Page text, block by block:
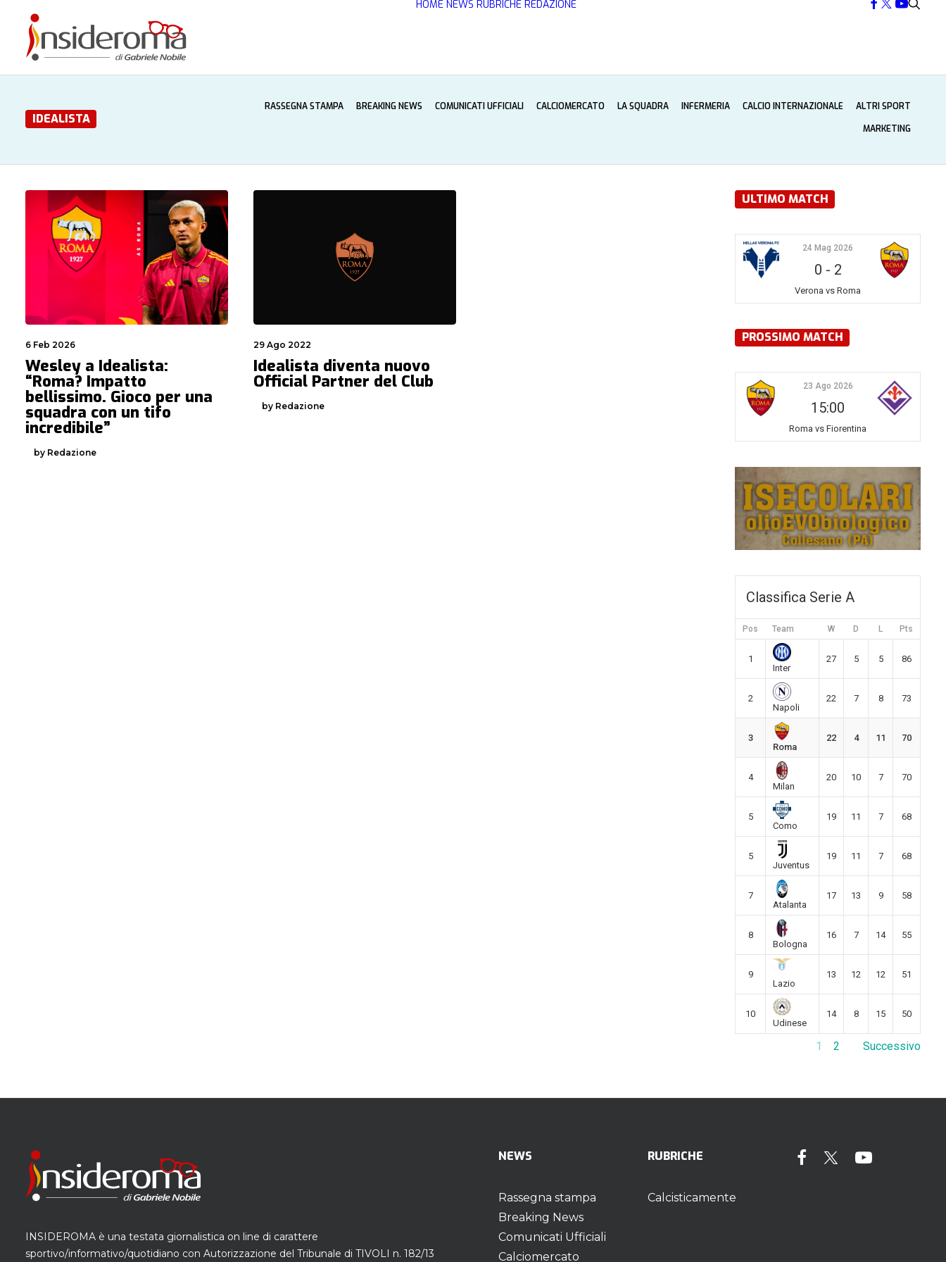
HOME NEWS RUBRICHE REDAZIONE
IDEALISTA
RASSEGNA STAMPA BREAKING NEWS COMUNICATI UFFICIALI CALCIOMERCATO LA SQUADRA INFERMERIA CALCIO INTERNAZIONALE
ALTRI SPORT
MARKETING
6 Feb 2026
Wesley a Idealista:
“Roma? Impatto
bellissimo. Gioco per una
squadra con un tifo
incredibile”
by Redazione
29 Ago 2022
Idealista diventa nuovo
Official Partner del Club
by Redazione
ULTIMO MATCH
24 Mag 2026
0 - 2
Verona vs Roma
PROSSIMO MATCH
23 Ago 2026
15:00
Roma vs Fiorentina
Classifica Serie A
Pos Team W D L Pts
1
Inter
27 5 5 86
2
Napoli
22 7 8 73
3
Roma
22 4 11 70
4
Milan
20 10 7 70
5
Como
19 11 7 68
5
Juventus
19 11 7 68
7
Atalanta
17 13 9 58
8
Bologna
16 7 14 55
9
Lazio
13 12 12 51
10
Udinese
14 8 15 50
1 2 Successivo
INSIDEROMA è una testata giornalistica on line di carattere
sportivo/informativo/quotidiano con Autorizzazione del Tribunale di TIVOLI n. 182/13
NEWS
Rassegna stampa
Breaking News
Comunicati Ufficiali
Calciomercato
RUBRICHE
Calcisticamente